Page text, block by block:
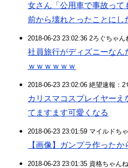
女さん「公用車で事故って
前から壊れとったことにし
2018-06-23 23:02:36 2ろぐちゃ
社員旅行がディズニーなん
ｗｗｗｗｗｗ
2018-06-23 23:02:06 絶望速報：
カリスマコスプレイヤーえ
てますます可愛くなる
2018-06-23 23:01:59 マイルドち
【画像】ガンプラ作ったか
2018-06-23 23:01:35 資格ちゃん